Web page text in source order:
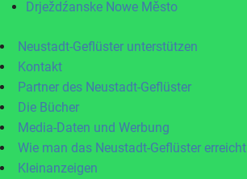
Drježdźanske Nowe Město
Neustadt-Geflüster unterstützen
Kontakt
Partner des Neustadt-Geflüster
Die Bücher
Media-Daten und Werbung
Wie man das Neustadt-Geflüster erreicht
Kleinanzeigen